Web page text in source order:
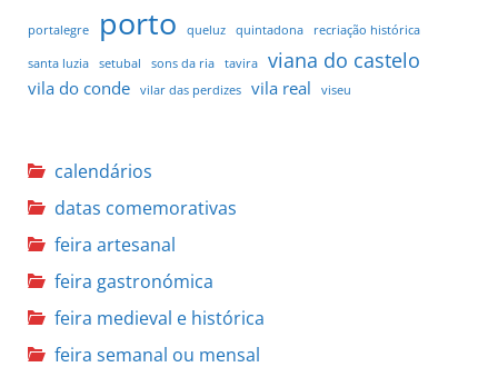
portalegre porto queluz quintadona recriação histórica
santa luzia setubal sons da ria tavira viana do castelo
vila do conde vilar das perdizes vila real viseu
calendários
datas comemorativas
feira artesanal
feira gastronómica
feira medieval e histórica
feira semanal ou mensal